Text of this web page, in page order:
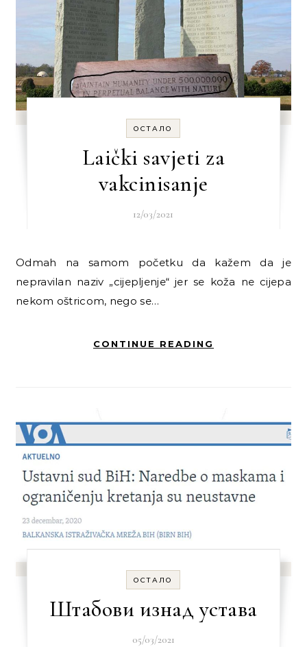
ОСТАЛО
Laički savjeti za
vakcinisanje
12/03/2021
Odmah na samom početku da kažem da je
nepravilan naziv „cijeplјenje“ jer se koža ne cijepa
nekom oštricom, nego se…
CONTINUE READING
ОСТАЛО
Штабови изнад устава
05/03/2021